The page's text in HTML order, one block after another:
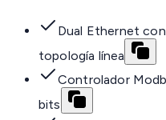
Dual Ethernet
topología línea
Controlador
bits